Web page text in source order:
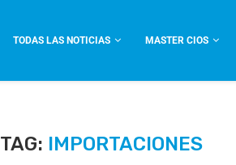
TODAS LAS NOTICIAS MASTER CIOS
TAG: IMPORTACIONES